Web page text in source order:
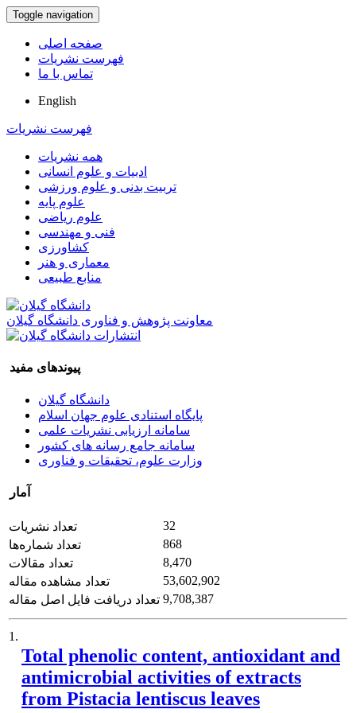
Toggle navigation
صفحه اصلی
فهرست نشریات
تماس با ما
English
فهرست نشریات
همه نشریات
ادبیات و علوم انسانی
تربیت بدنی و علوم ورزشی
علوم پایه
علوم ریاضی
فنی و مهندسی
کشاورزی
معماری و هنر
منابع طبیعی
معاونت پژوهش و فناوری دانشگاه گیلان
پیوندهای مفید
دانشگاه گیلان
پایگاه استنادی علوم جهان اسلام
سامانه ارزیابی نشریات علمی
سامانه جامع رسانه های کشور
وزارت علوم، تحقیقات و فناوری
آمار
تعداد نشریات
32
تعداد شماره‌ها
868
تعداد مقالات
8,470
تعداد مشاهده مقاله
53,602,902
تعداد دریافت فایل اصل مقاله 9,708,387
1.
Total phenolic content, antioxidant and
antimicrobial activities of extracts
from Pistacia lentiscus leaves